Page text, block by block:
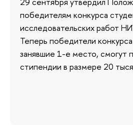
победителям конкурса
исследовательских работ
Теперь победители
занявшие 1-е место, смогут
стипендии в размере 20